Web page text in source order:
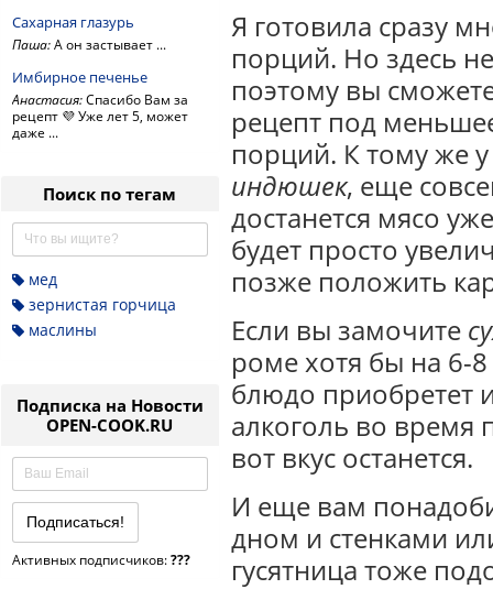
Сахарная глазурь
Паша:А он застывает ...
Имбирное печенье
Анастасия:Спасибо Вам за
рецепт 💜 Уже лет 5, может
даже ...
Поиск по тегам
мед
зернистая горчица
маслины
Подписка на Новости
OPEN-COOK.RU
Активных подписчиков:???
Я готовила сразу
порций. Но здесь
поэтому вы
рецепт под
порций. К тому же
индюшек, еще
достанется мясо
будет просто
позже положить
Если вы замочите
роме хотя бы на 6-
блюдо приобретет
алкоголь во время
вот вкус останется.
И еще вам
дном и стенками
гусятница тоже